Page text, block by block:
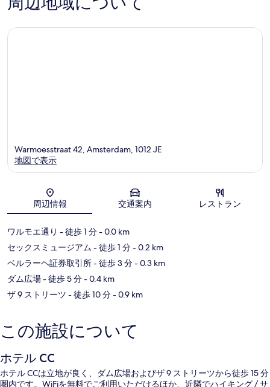
セ
タ
コ
ミ
地図
Warmoesstraat 42, Amsterdam, 1012 JE
地図で表示
周辺情報 交通案内 レストラン
ワルモエ通り - 徒歩 1 分- 0.0 km
セックスミュージアム - 徒歩 1 分- 0.2 km
ベルラーヘ証券取引所- 徒歩 3 分- 0.3 km
ダム広場- 徒歩 5 分- 0.4 km
ザ 9 ストリーツ - 徒歩 10 分- 0.9 km
この施設について
ホテル CC
ホテル CCは立地が良く、ダム広場およびザ 9 ストリーツから徒歩 15 分
圏内です。WiFiを無料でご利用いただけるほか、近隣でハイキング / サ